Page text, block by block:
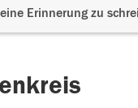
Erinnerung zu